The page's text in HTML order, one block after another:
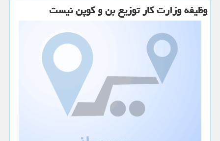
وظیفه وزارت كار توزیع بن و كوپن نیست